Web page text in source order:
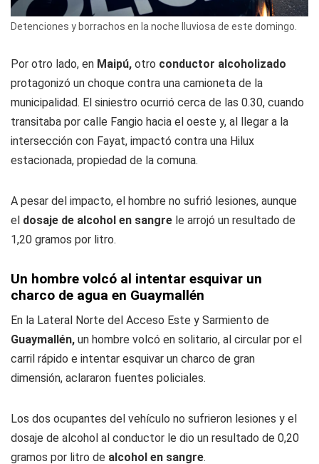
Detenciones y borrachos en la noche lluviosa de este domingo.
Por otro lado, en Maipú, otro conductor alcoholizado
protagonizó un choque contra una camioneta de la
municipalidad. El siniestro ocurrió cerca de las 0.30, cuando
transitaba por calle Fangio hacia el oeste y, al llegar a la
intersección con Fayat, impactó contra una Hilux
estacionada, propiedad de la comuna.
A pesar del impacto, el hombre no sufrió lesiones, aunque
el dosaje de alcohol en sangre le arrojó un resultado de
1,20 gramos por litro.
Un hombre volcó al intentar esquivar un
charco de agua en Guaymallén
En la Lateral Norte del Acceso Este y Sarmiento de
Guaymallén, un hombre volcó en solitario, al circular por el
carril rápido e intentar esquivar un charco de gran
dimensión, aclararon fuentes policiales.
Los dos ocupantes del vehículo no sufrieron lesiones y el
dosaje de alcohol al conductor le dio un resultado de 0,20
gramos por litro de alcohol en sangre.